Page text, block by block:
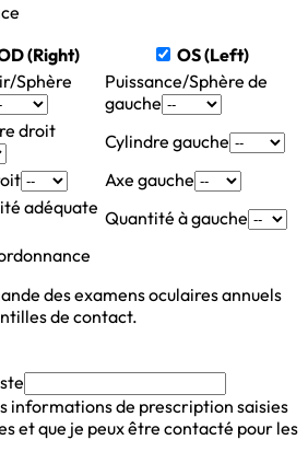
(Right)
OS (Left)
Sphère
Puissance/Sphère de
gauche
droit
Cylindre gauche
Axe gauche
adéquate Quantité à gauche
des examens oculaires annuels
de contact.
informations de prescription saisies
et que je peux être contacté pour les